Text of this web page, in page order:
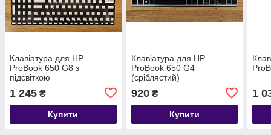
Клавіатура для HP
ProBook 650 G8 з
підсвіткою
1 245 ₴
Купити
Клавіатура для HP
ProBook 650 G4
(сріблястий)
920₴
Купити
1